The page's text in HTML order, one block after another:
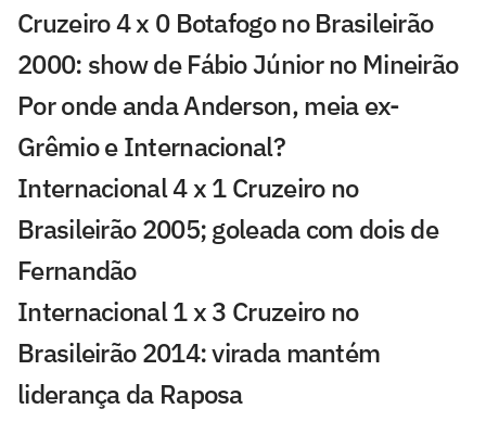
Cruzeiro 4 x 0 Botafogo no Brasileirão
2000: show de Fábio Júnior no Mineirão
Por onde anda Anderson, meia ex-
Grêmio e Internacional?
Internacional 4 x 1 Cruzeiro no
Brasileirão 2005; goleada com dois de
Fernandão
Internacional 1 x 3 Cruzeiro no
Brasileirão 2014: virada mantém
liderança da Raposa